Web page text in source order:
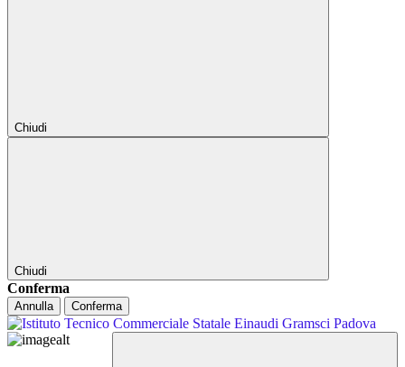
Chiudi
Chiudi
Conferma
Annulla Conferma